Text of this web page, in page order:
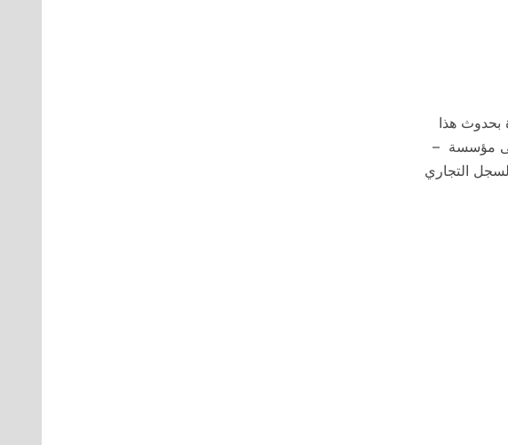
بحدوث هذا
مؤسسة –
التجاري